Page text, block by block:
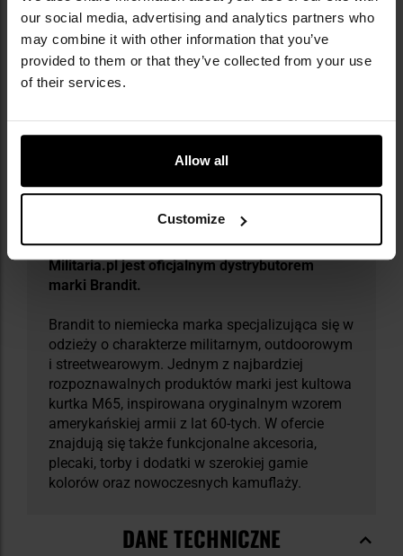
our social media, advertising and analytics partners who
may combine it with other information that you’ve
provided to them or that they’ve collected from your use
of their services.
Allow all
Customize
certyfikat OEKO-TEX Standard 100
​Militaria.pl jest oficjalnym dystrybutorem
marki Brandit.
Brandit to niemiecka marka specjalizująca się w
odzieży o charakterze militarnym, outdoorowym
i streetwearowym. Jednym z najbardziej
rozpoznawalnych produktów marki jest kultowa
kurtka M65, inspirowana oryginalnym wzorem
amerykańskiej armii z lat 60-tych. W ofercie
znajdują się także funkcjonalne akcesoria,
plecaki, torby i dodatki w szerokiej gamie
kolorów oraz nowoczesnych kamuflaży.
DANE TECHNICZNE